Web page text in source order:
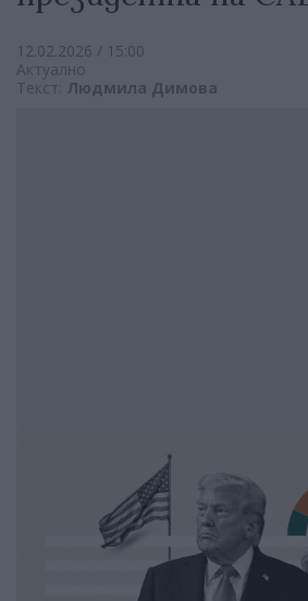
12.02.2026 / 15:00
Актуално
Текст: Людмила Димова